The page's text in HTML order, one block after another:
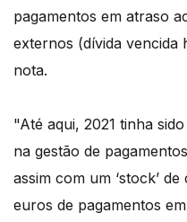
pagamentos em atraso
externos (dívida vencida
nota.
"Até aqui, 2021 tinha
na gestão de
assim com um ‘stock’
euros de pagamentos